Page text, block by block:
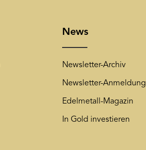
News
Newsletter-Archiv
Newsletter-Anmeldung
Edelmetall-Magazin
In Gold investieren